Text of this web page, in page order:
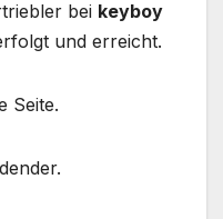
bei keyboy
und erreicht.
Seite.